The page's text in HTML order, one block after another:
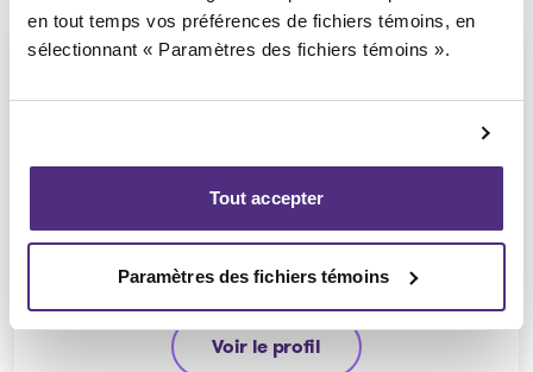
en tout temps vos préférences de fichiers témoins, en
sélectionnant « Paramètres des fichiers témoins ».
Tout accepter
Paramètres des fichiers témoins
Guyllaume Amiot
LL.B, PAIR, SAI
Voir le profil
Guyllaume Amiot